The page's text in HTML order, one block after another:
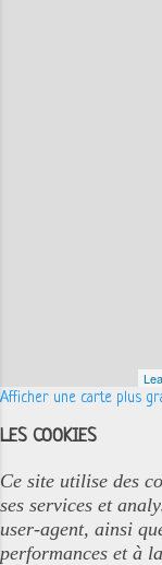
Afficher une carte plus
LES COOKIES
Ce site utilise des
ses services et
user-agent, ainsi
performances et à